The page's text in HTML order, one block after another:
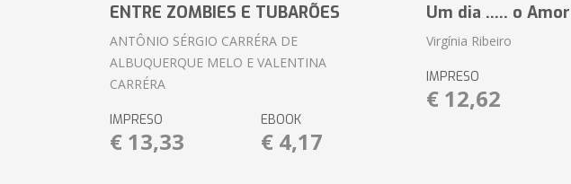
ENTRE ZOMBIES E TUBARÕES
ANTÔNIO SÉRGIO CARRÉRA DE
ALBUQUERQUE MELO E VALENTINA
CARRÉRA
IMPRESO
€ 13,33
EBOOK
€ 4,17
Um dia ..... o Amor
Virgínia Ribeiro
IMPRESO
€ 12,62